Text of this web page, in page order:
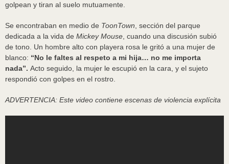
golpean y tiran al suelo mutuamente.
Se encontraban en medio de ToonTown , sección del parque
dedicada a la vida de Mickey Mouse , cuando una discusión subió
de tono. Un hombre alto con playera rosa le gritó a una mujer de
blanco: “No le faltes al respeto a mi hija… no me importa
nada”. Acto seguido, la mujer le escupió en la cara, y el sujeto
respondió con golpes en el rostro.
ADVERTENCIA: Este video contiene escenas de violencia explícita